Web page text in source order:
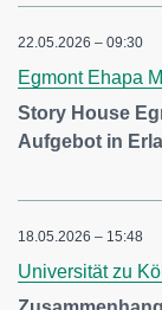
22.05.2026 – 09:30
Egmont Ehapa
Story House
Aufgebot in
18.05.2026 – 15:48
Universität zu